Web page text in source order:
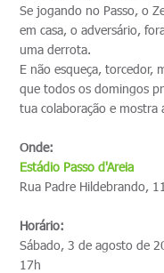
Se jogando no Passo, o
em casa, o adversário,
uma derrota.
E não esqueça, torcedor,
que todos os domingos
tua colaboração e mostra
Onde:
Estádio Passo d'Areia
Rua Padre Hildebrando,
Horário:
Sábado, 3 de agosto de
17h